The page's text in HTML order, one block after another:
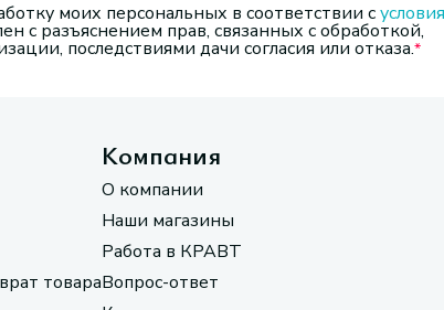
моих персональных в соответствии с
с разъяснением прав, связанных с обработкой,
последствиями дачи согласия или отказа.
товара
Компания
О компании
Наши магазины
Работа в КРАВТ
Вопрос-ответ